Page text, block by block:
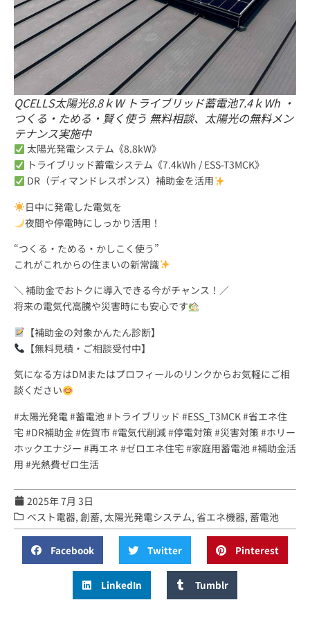
QCELLS太陽光8.8ｋW トライブリッド蓄電池7.4ｋWh ・
つくる・ためる・賢く使う 無料相談、太陽光の無料メン
テナンス実施中
太陽光発電システム《8.8kW》
トライブリッド蓄電システム《7.4kWh / ESS-T3MCK》
DR（ディマンドレスポンス）補助金を活用
日中に発電した電気を
夜間や停電時にしっかり活用！
“つくる・ためる・かしこく使う”
これがこれからの住まいの新常識
＼ 補助金でおトクに導入できる今がチャンス！／
将来の電気代高騰や災害時にも安心です
【補助金の対象かんたん診断】
【無料見積・ご相談受付中】
気になる方はDMまたはプロフィールのリンクからお気軽にご相
談ください
#太陽光発電 #蓄電池 #トライブリッド #ESS_T3MCK #省エネ住
宅 #DR補助金 #佐賀市 #電気代削減 #停電対策 #災害対策 #ホリー
ホックエナジー #再エネ #ゼロエネ住宅 #家庭用蓄電池 #補助金活
用 #光熱費ゼロ生活
2025年 7月 3日
ベスト電器, 創蓄, 太陽光発電システム, 省エネ機器, 蓄電池
Facebook Twitter Pinterest
LinkedIn Tumblr